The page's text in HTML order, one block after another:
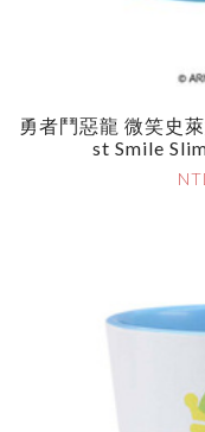
勇者鬥惡龍 微笑史
St Smile